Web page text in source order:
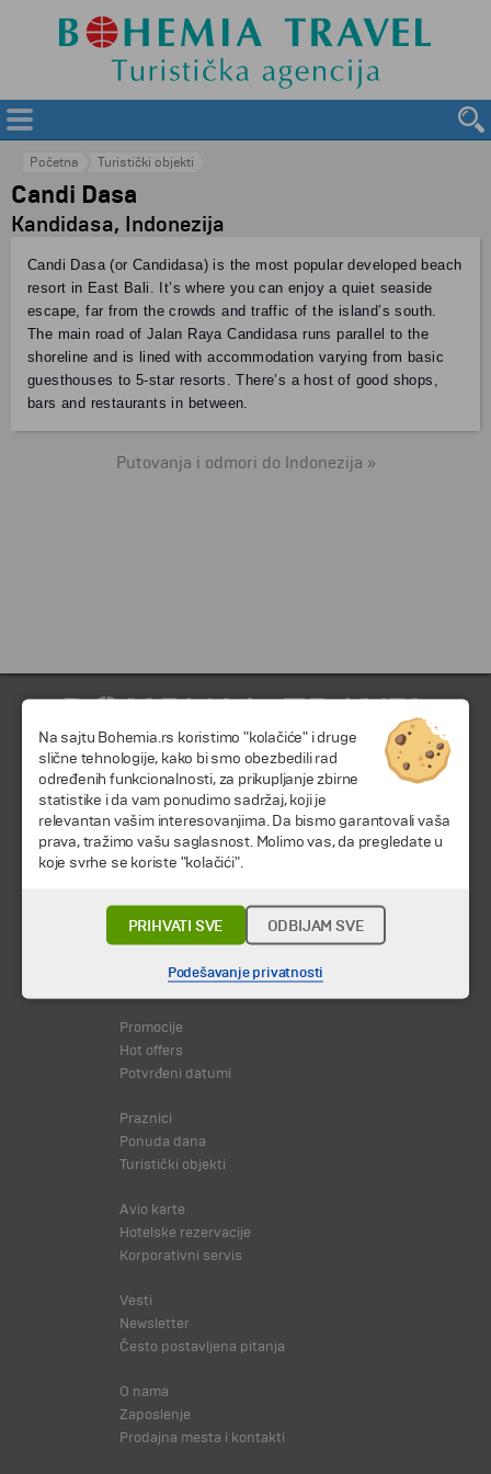
Početna Turistički objekti
Candi Dasa
Kandidasa, Indonezija
Candi Dasa (or Candidasa) is the most popular developed beach
resort in East Bali. It’s where you can enjoy a quiet seaside
escape, far from the crowds and traffic of the island’s south.
The main road of Jalan Raya Candidasa runs parallel to the
shoreline and is lined with accommodation varying from basic
guesthouses to 5-star resorts. There’s a host of good shops,
bars and restaurants in between.
Putovanja i odmori do Indonezija »
© 2026 TA BOHEMIA TRAVEL DOO.
Destinacija
Svi programi od A do Š
Promocije
Hot offers
Potvrđeni datumi
Praznici
Ponuda dana
Turistički objekti
Avio karte
Hotelske rezervacije
Korporativni servis
Vesti
Newsletter
Često postavljena pitanja
O nama
Zaposlenje
Prodajna mesta i kontakti
Na sajtu Bohemia.rs koristimo "kolačiće" i druge
slične tehnologije, kako bi smo obezbedili rad
određenih funkcionalnosti, za prikupljanje zbirne
statistike i da vam ponudimo sadržaj, koji je
relevantan vašim interesovanjima. Da bismo garantovali vaša
prava, tražimo vašu saglasnost. Molimo vas, da pregledate u
koje svrhe se koriste "kolačići".
PRIHVATI SVE ODBIJAM SVE
Podešavanje privatnosti